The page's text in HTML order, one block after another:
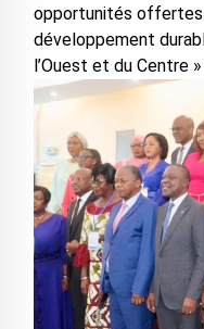
opportunités offertes
développement
l’Ouest et du Centre